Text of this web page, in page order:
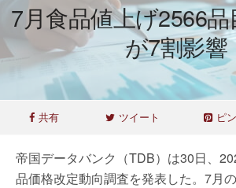
7月食品値上げ2566
が7割影響
共有 ツイート ピン
帝国データバンク（TDB）は30日、
品価格改定動向調査を発表した。7月